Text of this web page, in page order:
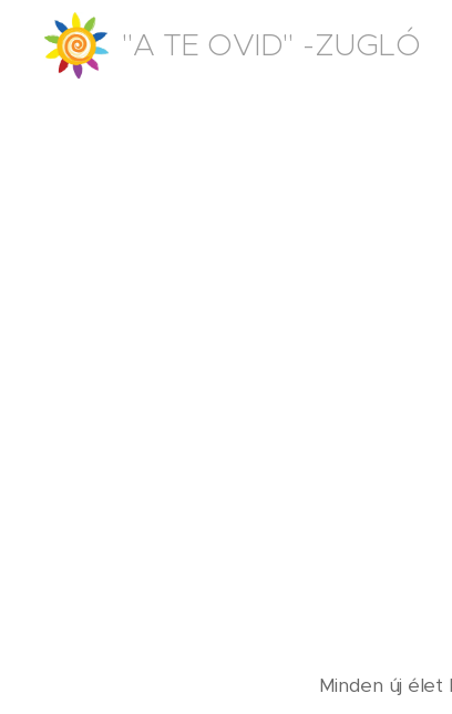
"A TE OVID" -ZUGLÓ
Minden új